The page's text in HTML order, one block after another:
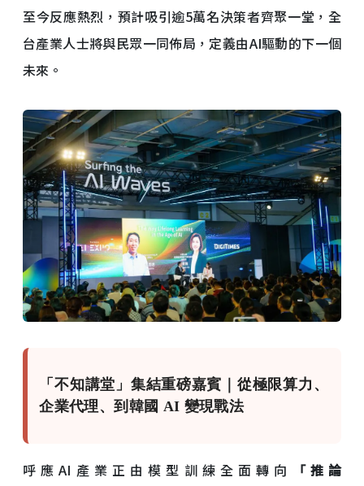
至今反應熱烈，預計吸引逾5萬名決策者齊聚一堂，全
台產業人士將與民眾一同佈局，定義由AI驅動的下一個
未來。
「不知講堂」集結重磅嘉賓｜從極限算力、
企業代理、到韓國 AI 變現戰法
呼應AI產業正由模型訓練全面轉向
「推論